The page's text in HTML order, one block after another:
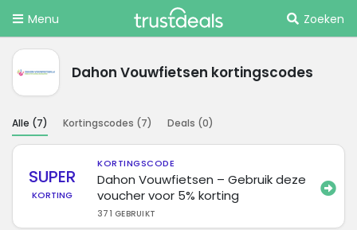
Menu Zoeken
Dahon Vouwfietsen kortingscodes
Alle (7) Kortingscodes (7) Deals (0)
SUPER
KORTING
KORTINGSCODE
Dahon Vouwfietsen – Gebruik deze
voucher voor 5% korting
371 GEBRUIKT